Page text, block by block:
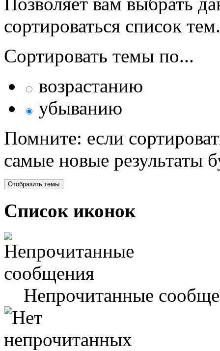
сортироваться список тем.
Сортировать темы по...
возрастанию
убыванию
Помните: если
самые новые результаты
Список иконок
Непрочитанные